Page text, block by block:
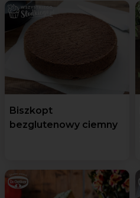
Biszkopt
bezglutenowy ciemny